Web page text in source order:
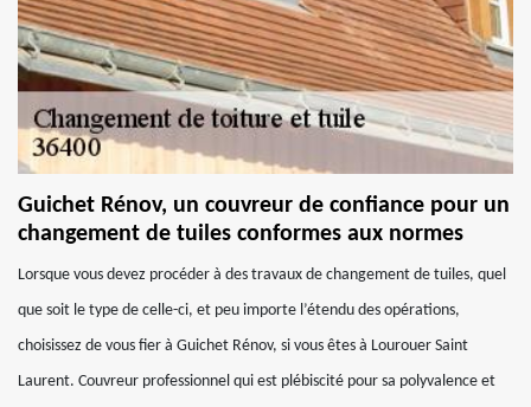
Guichet Rénov, un couvreur de confiance pour un
changement de tuiles conformes aux normes
Lorsque vous devez procéder à des travaux de changement de tuiles, quel
que soit le type de celle-ci, et peu importe l’étendu des opérations,
choisissez de vous fier à Guichet Rénov, si vous êtes à Lourouer Saint
Laurent. Couvreur professionnel qui est plébiscité pour sa polyvalence et